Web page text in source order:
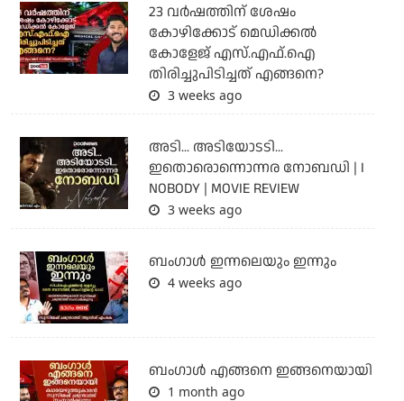
23 വർഷത്തിന് ശേഷം
കോഴിക്കോട് മെഡിക്കൽ
കോളേജ് എസ്.എഫ്.ഐ
തിരിച്ചുപിടിച്ചത് എങ്ങനെ?
3 weeks ago
അടി... അടിയോടടി...
ഇതൊരൊന്നൊന്നര നോബഡി | I
NOBODY | MOVIE REVIEW
3 weeks ago
ബംഗാള്‍ ഇന്നലെയും ഇന്നും
4 weeks ago
ബം​ഗാൾ എങ്ങനെ ഇങ്ങനെയായി
1 month ago